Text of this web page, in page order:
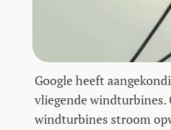
Google heeft
vliegende windturbines.
windturbines stroom